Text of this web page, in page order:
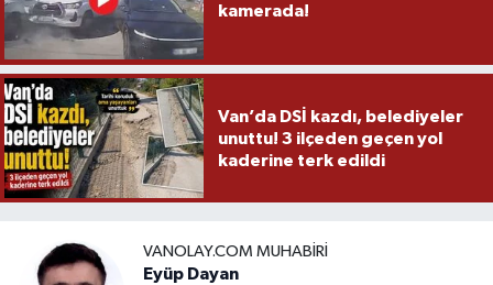
kamerada!
Van’da DSİ kazdı, belediyeler
unuttu! 3 ilçeden geçen yol
kaderine terk edildi
VANOLAY.COM MUHABIRI
Eyüp Dayan